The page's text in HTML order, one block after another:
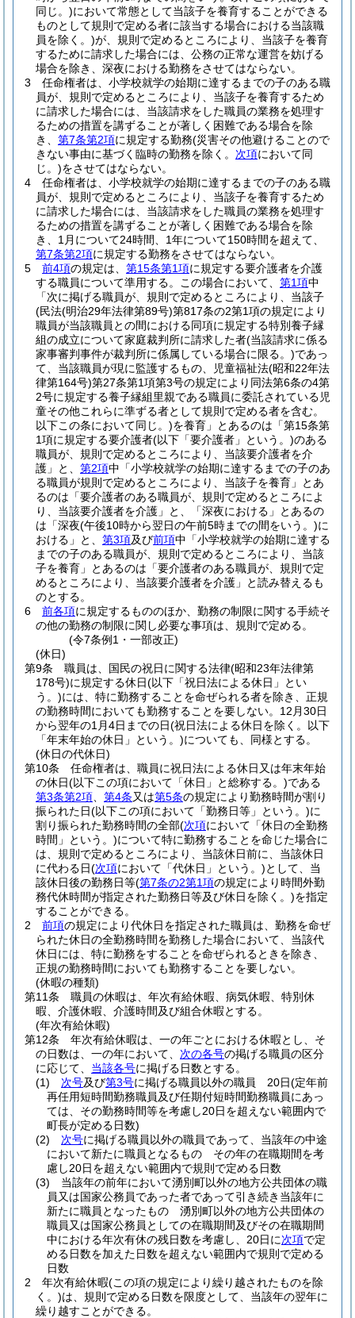
同じ。)において常態として当該子を養育することができる
ものとして規則で定める者に該当する場合における当該職
員を除く。)が、規則で定めるところにより、当該子を養育
するために請求した場合には、公務の正常な運営を妨げる
場合を除き、深夜における勤務をさせてはならない。
3
任命権者は、小学校就学の始期に達するまでの子のある職
員が、規則で定めるところにより、当該子を養育するため
に請求した場合には、当該請求をした職員の業務を処理す
るための措置を講ずることが著しく困難である場合を除
き、 第7条第2項に規定する勤務(災害その他避けることので
きない事由に基づく臨時の勤務を除く。 次項において同
じ。)をさせてはならない。
4
任命権者は、小学校就学の始期に達するまでの子のある職
員が、規則で定めるところにより、当該子を養育するため
に請求した場合には、当該請求をした職員の業務を処理す
るための措置を講ずることが著しく困難である場合を除
き、1月について24時間、1年について150時間を超えて、
第7条第2項に規定する勤務をさせてはならない。
5
前4項の規定は、 第15条第1項に規定する要介護者を介護
する職員について準用する。
この場合において、 第1項中
「次に掲げる職員が、規則で定めるところにより、当該子
(民法(明治29年法律第89号)第817条の2第1項の規定により
職員が当該職員との間における同項に規定する特別養子縁
組の成立について家庭裁判所に請求した者(当該請求に係る
家事審判事件が裁判所に係属している場合に限る。)であっ
て、当該職員が現に監護するもの、児童福祉法(昭和22年法
律第164号)第27条第1項第3号の規定により同法第6条の4第
2号に規定する養子縁組里親である職員に委託されている児
童その他これらに準ずる者として規則で定める者を含む。
以下この条において同じ。)を養育」とあるのは「第15条第
1項に規定する要介護者(以下「要介護者」という。)のある
職員が、規則で定めるところにより、当該要介護者を介
護」と、 第2項中「小学校就学の始期に達するまでの子のあ
る職員が規則で定めるところにより、当該子を養育」とあ
るのは「要介護者のある職員が、規則で定めるところによ
り、当該要介護者を介護」と、「深夜における」とあるの
は「深夜(午後10時から翌日の午前5時までの間をいう。)に
おける」と、 第3項及び前項中「小学校就学の始期に達する
までの子のある職員が、規則で定めるところにより、当該
子を養育」とあるのは「要介護者のある職員が、規則で定
めるところにより、当該要介護者を介護」と読み替えるも
のとする。
6
前各項に規定するもののほか、勤務の制限に関する手続そ
の他の勤務の制限に関し必要な事項は、規則で定める。
(令7条例1・一部改正)
(休日)
第9条
職員は、国民の祝日に関する法律(昭和23年法律第
178号)に規定する休日(以下「祝日法による休日」とい
う。)には、特に勤務することを命ぜられる者を除き、正規
の勤務時間においても勤務することを要しない。 12月30日
から翌年の1月4日までの日(祝日法による休日を除く。以下
「年末年始の休日」という。)についても、同様とする。
(休日の代休日)
第10条
任命権者は、職員に祝日法による休日又は年末年始
の休日(以下この項において「休日」と総称する。)である
第3条第2項
第4条又は第5条の規定により勤務時間が割り
振られた日(以下この項において「勤務日等」という。)に
割り振られた勤務時間の全部(次項において「休日の全勤務
時間」という。)について特に勤務することを命じた場合に
は、規則で定めるところにより、当該休日前に、当該休日
に代わる日(次項において「代休日」という。)として、当
該休日後の勤務日等(第7条の2第1項の規定により時間外勤
務代休時間が指定された勤務日等及び休日を除く。)を指定
することができる。
2
前項の規定により代休日を指定された職員は、勤務を命ぜ
られた休日の全勤務時間を勤務した場合において、当該代
休日には、特に勤務をすることを命ぜられるときを除き、
正規の勤務時間においても勤務することを要しない。
(休暇の種類)
第11条
職員の休暇は、年次有給休暇、病気休暇、特別休
暇、介護休暇、介護時間及び組合休暇とする。
(年次有給休暇)
第12条
年次有給休暇は、一の年ごとにおける休暇とし、そ
の日数は、一の年において、 次の各号の掲げる職員の区分
に応じて、 当該各号に掲げる日数とする。
(1)
次号及び第3号に掲げる職員以外の職員 20日(定年前
再任用短時間勤務職員及び任期付短時間勤務職員にあっ
ては、その勤務時間等を考慮し20日を超えない範囲内で
町長が定める日数)
(2)
次号に掲げる職員以外の職員であって、当該年の中途
において新たに職員となるもの その年の在職期間を考
慮し20日を超えない範囲内で規則で定める日数
(3)
当該年の前年において湧別町以外の地方公共団体の職
員又は国家公務員であった者であって引き続き当該年に
新たに職員となったもの 湧別町以外の地方公共団体の
職員又は国家公務員としての在職期間及びその在職期間
中における年次有休の残日数を考慮し、20日に次項で定
める日数を加えた日数を超えない範囲内で規則で定める
日数
2
年次有給休暇(この項の規定により繰り越されたものを除
く。)は、規則で定める日数を限度として、当該年の翌年に
繰り越すことができる。